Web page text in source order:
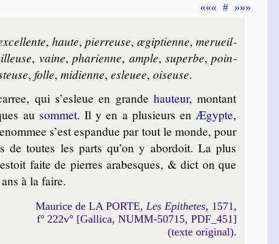
««« # »»»
,haute,pier­reuse,ægip­tienne,mer­ueil­
, vaine,pha­rienne, ample, su­perbe,poin­
, folle, mi­dienne, esle­uee, oiseuse.
qui s’esleue en grandehau­teur, mon­tant
au som­met. Il y en a plu­sieurs en Ægypte,
s’est espan­due par tout le monde, pour
de toutes les parts qu’on y abor­doit. La plus
faite de pierres ara­besques, & dict on que
à la faire.
Maurice de LA PORTE, Les Epithetes, 1571,
f° 222v° [Gallica, NUMM-50715, PDF_451]
(texte original).